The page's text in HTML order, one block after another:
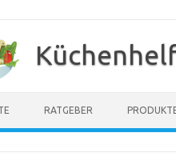
RATGEBER